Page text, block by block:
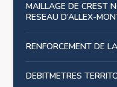
MAILLAGE DE CREST
RESEAU D’ALLEX-
RENFORCEMENT DE
DEBITMETRES